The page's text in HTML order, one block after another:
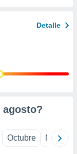
Detalle
agosto?
Octubre